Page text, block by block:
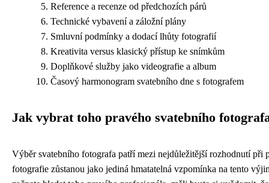
Reference a recenze od předchozích párů
Technické vybavení a záložní plány
Smluvní podmínky a dodací lhůty fotografií
Kreativita versus klasický přístup ke snímkům
Doplňkové služby jako videografie a album
Časový harmonogram svatebního dne s fotografem
Jak vybrat toho pravého svatebního
Výběr svatebního fotografa patří mezi nejdůležitější rozhodnutí při
fotografie zůstanou jako jediná hmatatelná vzpomínka na tento